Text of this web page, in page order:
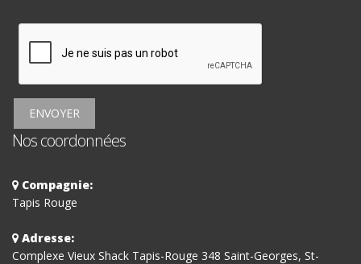
ENVOYER
Nos coordonnées
Compagnie:
Tapis Rouge
Adresse:
Complexe Vieux Shack Tapis-Rouge 348 Saint-Georges, St-